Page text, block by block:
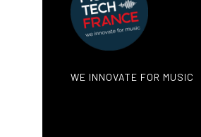
WE INNOVATE FOR MUSIC